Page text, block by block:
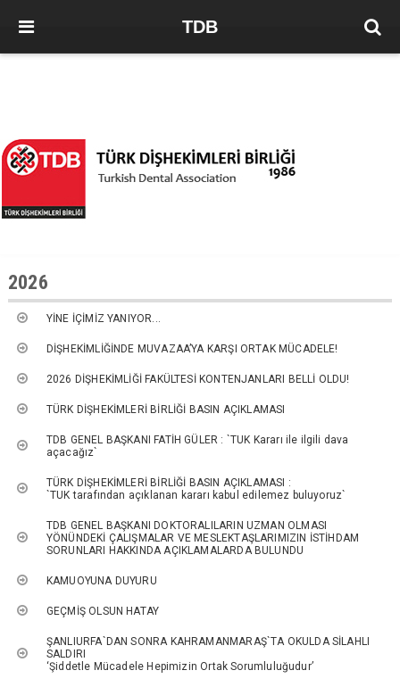
TDB
2026
YİNE İÇİMİZ YANIYOR...
DİŞHEKİMLİĞİNDE MUVAZAA’YA KARŞI ORTAK MÜCADELE!
2026 DİŞHEKİMLİĞİ FAKÜLTESİ KONTENJANLARI BELLİ OLDU!
TÜRK DİŞHEKİMLERİ BİRLİĞİ BASIN AÇIKLAMASI
TDB GENEL BAŞKANI FATİH GÜLER : `TUK Kararı ile ilgili dava
açacağız`
TÜRK DİŞHEKİMLERİ BİRLİĞİ BASIN AÇIKLAMASI :
`TUK tarafından açıklanan kararı kabul edilemez buluyoruz`
TDB GENEL BAŞKANI DOKTORALILARIN UZMAN OLMASI
YÖNÜNDEKİ ÇALIŞMALAR VE MESLEKTAŞLARIMIZIN İSTİHDAM
SORUNLARI HAKKINDA AÇIKLAMALARDA BULUNDU
KAMUOYUNA DUYURU
GEÇMİŞ OLSUN HATAY
ŞANLIURFA`DAN SONRA KAHRAMANMARAŞ`TA OKULDA SİLAHLI
SALDIRI
‘Şiddetle Mücadele Hepimizin Ortak Sorumluluğudur’